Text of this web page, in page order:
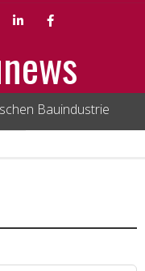
Bauindustrie